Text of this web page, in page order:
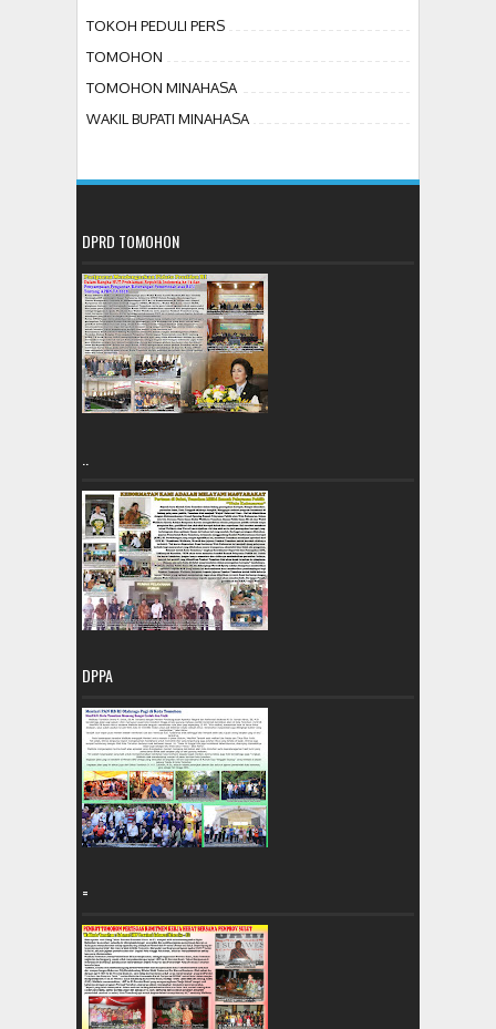
TOKOH PEDULI PERS
TOMOHON
TOMOHON MINAHASA
WAKIL BUPATI MINAHASA
DPRD TOMOHON
..
DPPA
=